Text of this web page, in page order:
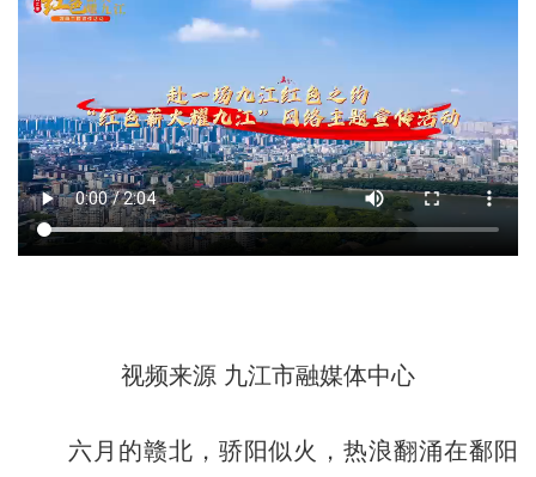
视频来源 九江市融媒体中心
六月的赣北，骄阳似火，热浪翻涌在鄱阳